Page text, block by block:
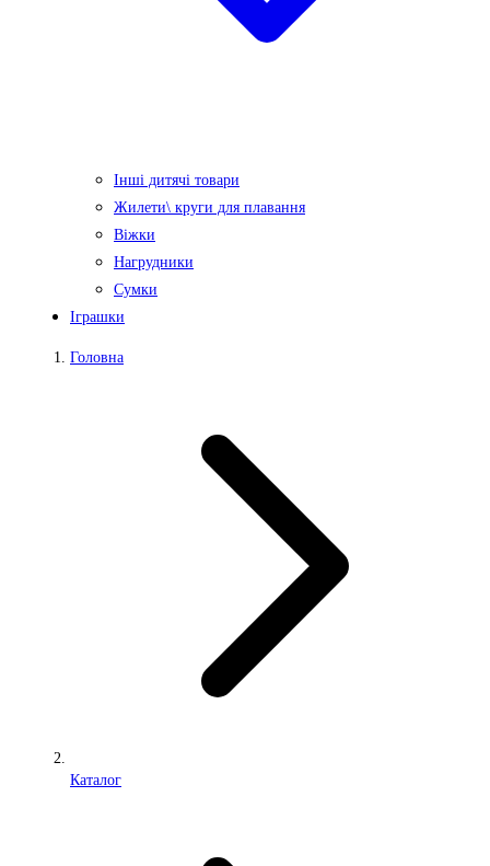
Інші дитячі товари
Жилети\ круги для плавання
Віжки
Нагрудники
Сумки
Іграшки
Головна
Каталог